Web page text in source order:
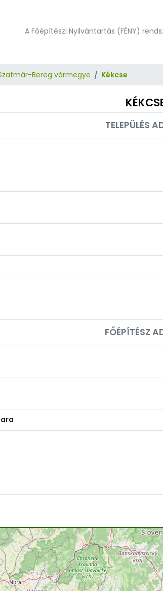
A Főépítészi Nyilvántartás (FÉNY)
Bereg vármegye Kékcse
TELEPÜLÉS
FŐÉPÍTÉSZ